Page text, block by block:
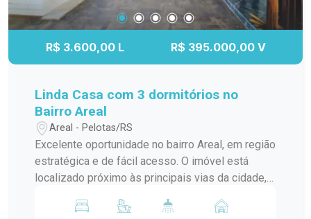
R$ 3.600,00 L R$ 395.000,00 V
Linda Casa com 3 dormitórios no
Bairro Areal
Areal - Pelotas/RS
Excelente oportunidade no bairro Areal, em região
estratégica e de fácil acesso. O imóvel está
localizado próximo às principais vias da cidade,
Juscelino Kubitschek, facilitando o deslocamento